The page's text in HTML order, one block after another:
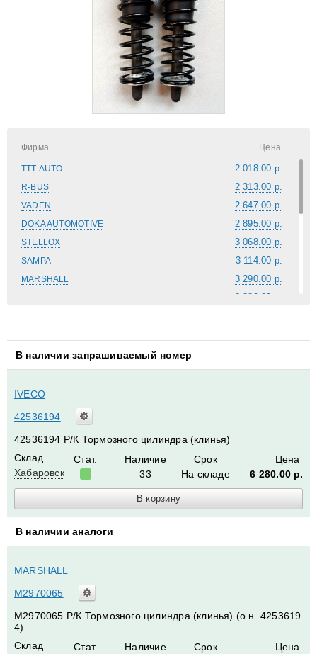
Фирма Цена
TTT-AUTO 2 018.00 р.
R-BUS 2 313.00 р.
VADEN 2 647.00 р.
DOKA AUTOMOTIVE 2 895.00 р.
STELLOX 3 068.00 р.
SAMPA 3 114.00 р.
MARSHALL 3 290.00 р.
3 389.00 р.
TECHNOBRAKE
AUGER 3 945.00 р.
EGE FREN
TOPCOVER
IVECO 6 280.00 р.
ERREVI
В наличии запрашиваемый номер
IVECO
42536194
42536194 Р/К Тормозного цилиндра (клинья)
Склад
Хабаровск
Стат.
Наличие
33
Срок
На складе
Цена
6 280.00 р.
В наличии аналоги
MARSHALL
M2970065
M2970065 Р/К Тормозного цилиндра (клинья) (о.н. 4253619
4)
Склад
Стат.
Наличие
Срок
Цена